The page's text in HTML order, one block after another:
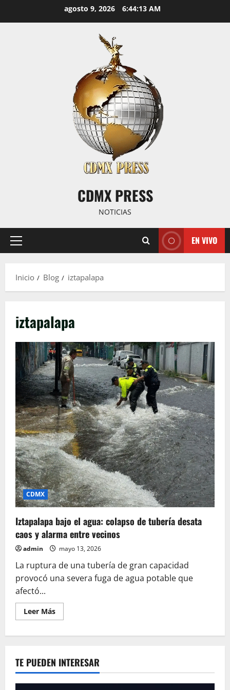
agosto 9, 2026 6:44:13 AM
CDMX PRESS
NOTICIAS
Menú
EN VIVO
Inicio Blog iztapalapa
iztapalapa
CDMX
Iztapalapa bajo el agua: colapso de tubería desata
caos y alarma entre vecinos
admin mayo 13, 2026
La ruptura de una tubería de gran capacidad
provocó una severa fuga de agua potable que
afectó...
Leer MásLeer
más
agua:
colapso
de
tubería
TE PUEDEN INTERESAR